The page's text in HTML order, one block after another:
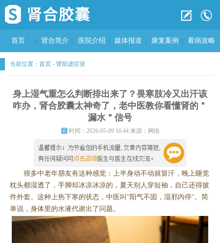
首页 肾合简介 医院介绍 媒体报道 康复案例 看病攻略
当前位置： 首页 - 肾阳虚症状
身上湿气重怎么判断排出来了？畏寒肢冷又出汗该
咋办，肾合胶囊太神奇了，老中医教你看懂肾的＂
漏水＂信号
时间：2026-05-09 16:44 来源：网络
很多中老年朋友有这种感觉：上半身动不动就冒汗，晚上睡觉
枕头都湿透了，手脚却冰凉冰凉的，夏天别人穿短袖，自己还得披
件外套。这种上热下寒的状态，中医叫"阳气不固，湿邪内停"。简
单说，身体里的水液代谢出了问题。